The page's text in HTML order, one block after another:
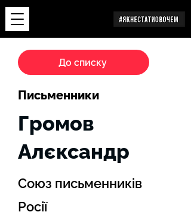
До списку
Письменники
Союз письменників
Росії
Громов
Алєксандр